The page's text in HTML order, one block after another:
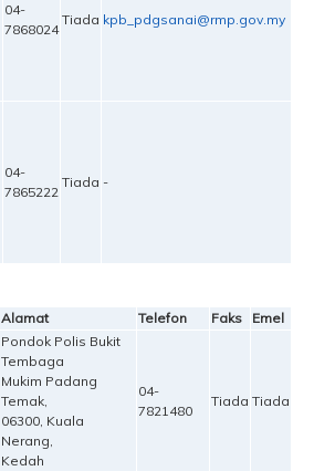
04-
7868024
Tiada kpb_pdgsanai@rmp.gov.my
04-
7865222
Tiada -
Alamat Telefon Faks Emel
Pondok Polis Bukit
Tembaga
Mukim Padang
Temak,
06300, Kuala
Nerang,
Kedah
04-
7821480
Tiada Tiada